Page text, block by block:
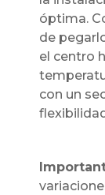
óptima.
de
el centro
con un